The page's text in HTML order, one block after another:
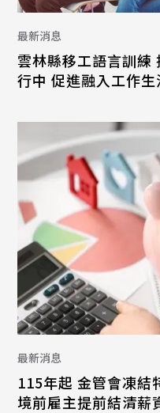
最新消息
雲林縣移工語言訓練
行中 促進融入工作生
最新消息
115年起 金管會凍結
境前雇主提前結清薪